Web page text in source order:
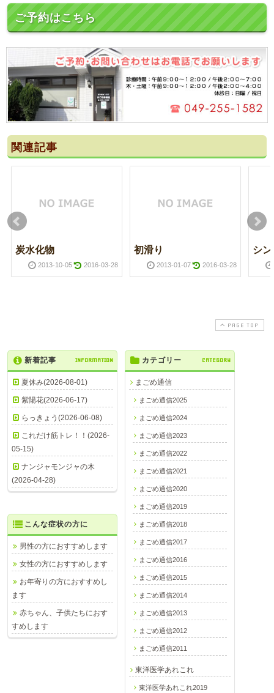
ご予約はこちら
関連記事
炭水化物
2013-10-05 2016-03-28
初滑り
2013-01-07 2016-03-28
シ
PAGE TOP
新着記事 INFORMATION
夏休み(2026-08-01)
紫陽花(2026-06-17)
らっきょう(2026-06-08)
これだけ筋トレ！！(2026-
05-15)
ナンジャモンジャの木
(2026-04-28)
カテゴリー CATEGORY
まごめ通信
まごめ通信2025
まごめ通信2024
まごめ通信2023
まごめ通信2022
まごめ通信2021
まごめ通信2020
まごめ通信2019
まごめ通信2018
まごめ通信2017
まごめ通信2016
まごめ通信2015
まごめ通信2014
まごめ通信2013
まごめ通信2012
まごめ通信2011
東洋医学あれこれ
東洋医学あれこれ2019
こんな症状の方に
男性の方におすすめします
女性の方におすすめします
お年寄りの方におすすめし
ます
赤ちゃん、子供たちにおす
すめします